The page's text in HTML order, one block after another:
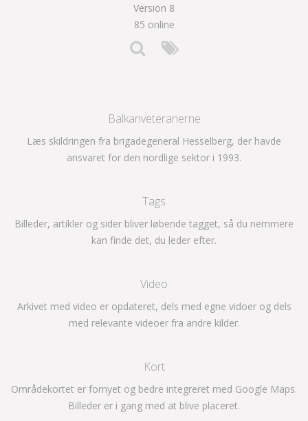
Version 8
85 online
Balkanveteranerne
Læs skildringen fra brigadegeneral Hesselberg, der havde
ansvaret for den nordlige sektor i 1993.
Tags
Billeder, artikler og sider bliver løbende tagget, så du nemmere
kan finde det, du leder efter.
Video
Arkivet med video er opdateret, dels med egne vidoer og dels
med relevante videoer fra andre kilder.
Kort
Områdekortet er fornyet og bedre integreret med Google Maps.
Billeder er i gang med at blive placeret.